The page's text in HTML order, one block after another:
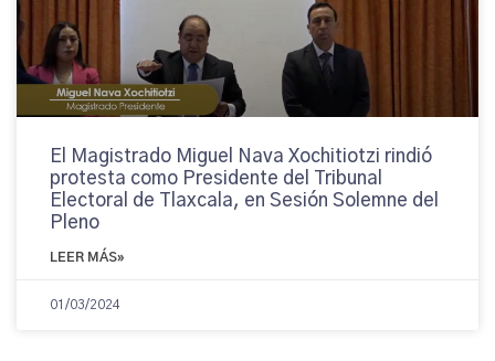
El Magistrado Miguel Nava Xochitiotzi rindió
protesta como Presidente del Tribunal
Electoral de Tlaxcala, en Sesión Solemne del
Pleno
LEER MÁS»
01/03/2024